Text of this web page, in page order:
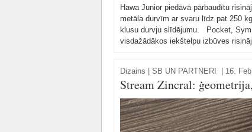
Hawa Junior piedāvā pārbaudītu
metāla durvīm ar svaru līdz pat 250
klusu durvju slīdējumu. Pocket,
visdažādākos iekštelpu izbūves
Dizains SB UN PARTNERI 16.
Stream Zincral: